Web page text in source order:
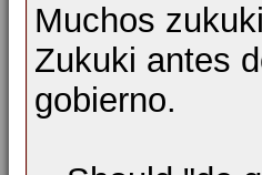
Muchos
Zukuki antes
gobierno.